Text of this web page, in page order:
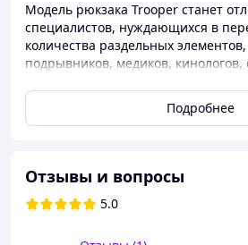
Модель рюкзака Trooper станет
специалистов, нуждающихся в
количества раздельных
подрывников, медиков, кинологов,
автомобиле, т.к. в нем может
комплект дополнительных
другие необходимые Вам
и при этом не занимает много
M-Tac рюкзак Trooper Pack сделан
Подробнее
Отзывы и вопросы
5.0